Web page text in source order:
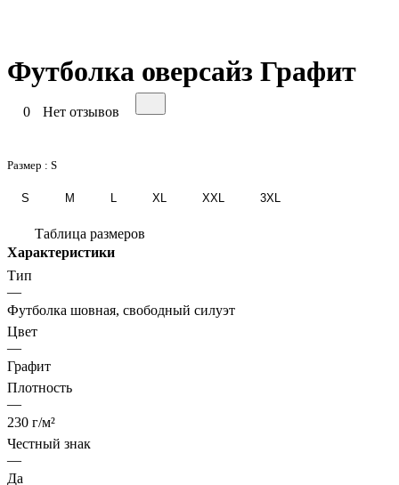
Футболка оверсайз Графит
0 Нет отзывов
Размер : S
S M XL XXL 3XL
Таблица размеров
Характеристики
Тип
—
Футболка шовная, свободный силуэт
Цвет
—
Графит
Плотность
—
230 г/м²
Честный знак
—
Да